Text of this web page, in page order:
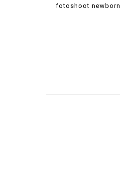
fotoshoot newborn